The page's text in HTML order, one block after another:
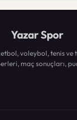
Yazar Spor
voleybol, tenis ve
maç sonuçları,